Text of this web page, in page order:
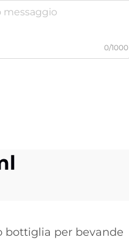
0/1000
bottiglia per bevande